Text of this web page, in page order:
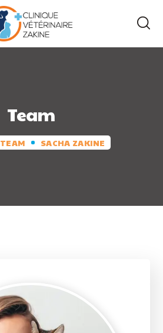
Team
TEAM SACHA ZAKINE